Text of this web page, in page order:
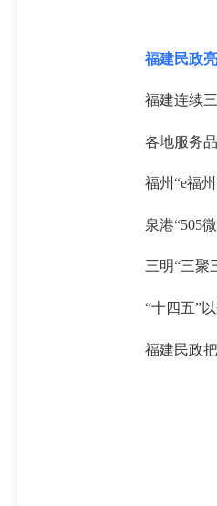
福建民政
福建连续
各地服务
福州“e福
泉港“505
三明“三聚
“十四五”
福建民政